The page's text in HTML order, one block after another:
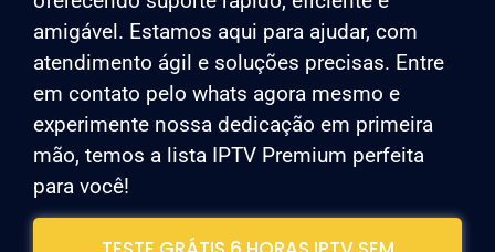
amigável. Estamos aqui para ajudar, com
atendimento ágil e soluções precisas. Entre
em contato pelo whats agora mesmo e
experimente nossa dedicação em primeira
mão, temos a lista IPTV Premium perfeita
para você!